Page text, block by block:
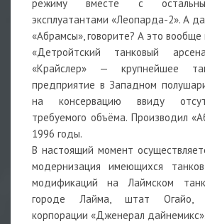
режиму вместе с
эксплуатантами «Леопарда-2». А
«Абрамсы», говорите? А это вообще
«Детройтский танковый
«Крайслер» — крупнейшее
предприятие в Западном
на консервацию ввиду
требуемого объёма. Производил
1996 годы.
В настоящий момент
модернизация имеющихся
модификаций на Лаймском
городе Лайма, штат Огайо,
корпорации «Дженерал дайнемикс».